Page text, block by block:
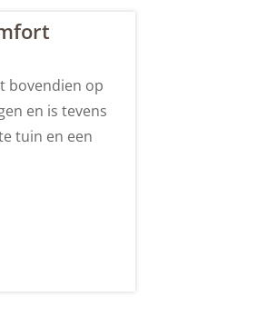
bovendien op
en is tevens
tuin en een